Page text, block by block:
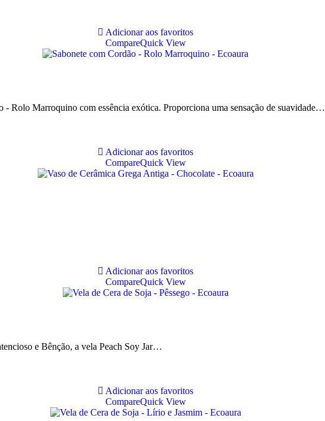
Adicionar aos favoritos
CompareQuick View
Rolo Marroquino com essência exótica. Proporciona uma sensação de suavidade…
Adicionar aos favoritos
CompareQuick View
Adicionar aos favoritos
CompareQuick View
e Bênção, a vela Peach Soy Jar…
Adicionar aos favoritos
CompareQuick View